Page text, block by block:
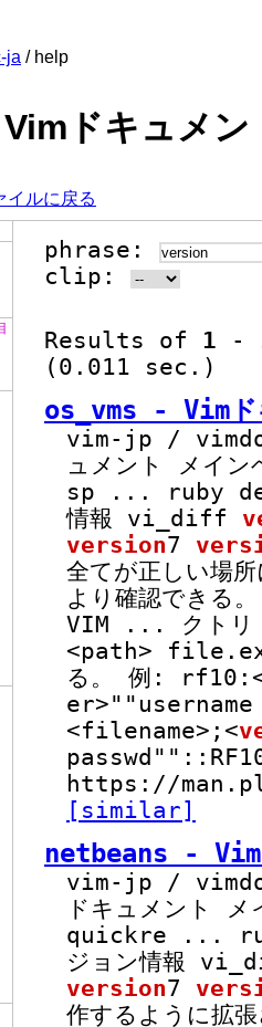
ja / help
ドキュメン
イルに戻る
phrase:
clip:
Results of 1 -
(0.011 sec.)
os_vms - Vimド
vim-jp /
ュメント メイ
sp
...
ruby
情報 vi_diff
version7
全てが正しい場
より確認でき
VIM
...
クト
<path>
る。 例:
<filename>;<
https://
[similar]
netbeans - Vim
vim-jp /
ドキュメント メ
quickre
...
ジョン情報
version7
作するように拡